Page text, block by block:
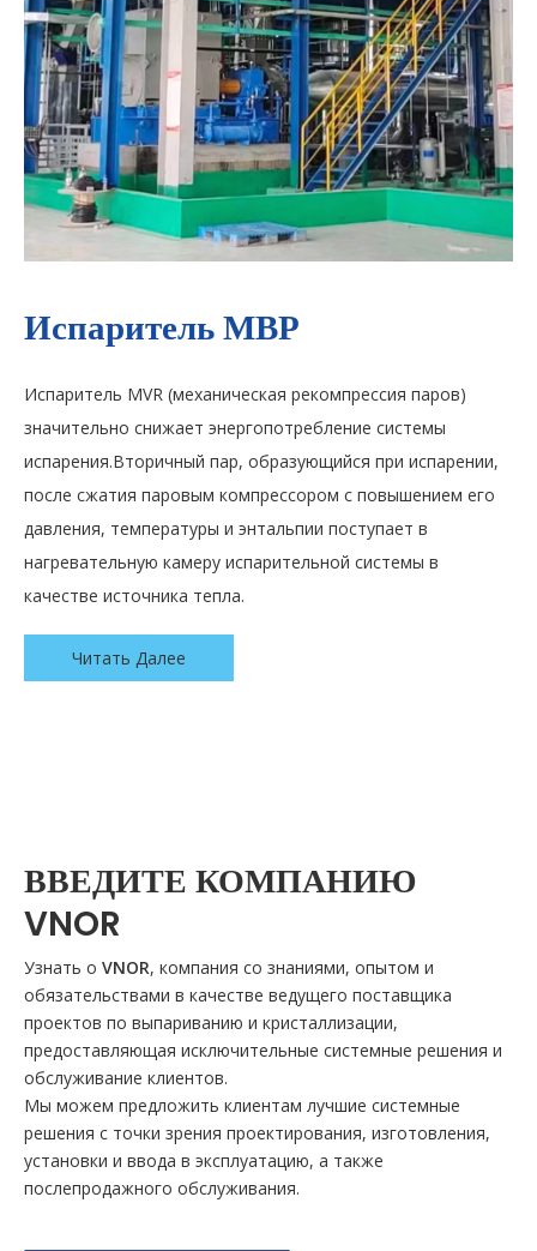
Сухая система маточной
жидкости
Испаритель МВР
Испаритель MVR (механическая рекомпрессия паров)
значительно снижает энергопотребление системы
испарения.Вторичный пар, образующийся при испарении,
после сжатия паровым компрессором с повышением его
давления, температуры и энтальпии поступает в
нагревательную камеру испарительной системы в
качестве источника тепла.
Читать Далее
ВВЕДИТЕ КОМПАНИЮ
VNOR
Узнать о VNOR, компания со знаниями, опытом и
обязательствами в качестве ведущего поставщика
проектов по выпариванию и кристаллизации,
предоставляющая исключительные системные решения и
обслуживание клиентов.
Мы можем предложить клиентам лучшие системные
решения с точки зрения проектирования, изготовления,
установки и ввода в эксплуатацию, а также
послепродажного обслуживания.